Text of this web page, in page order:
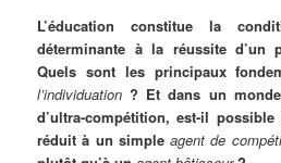
L’éducation constitue la
déterminante à la réussite d’un
Quels sont les principaux
l’individuation ? Et dans un
d’ultra-compétition, est-il
réduit à un simpleagent de